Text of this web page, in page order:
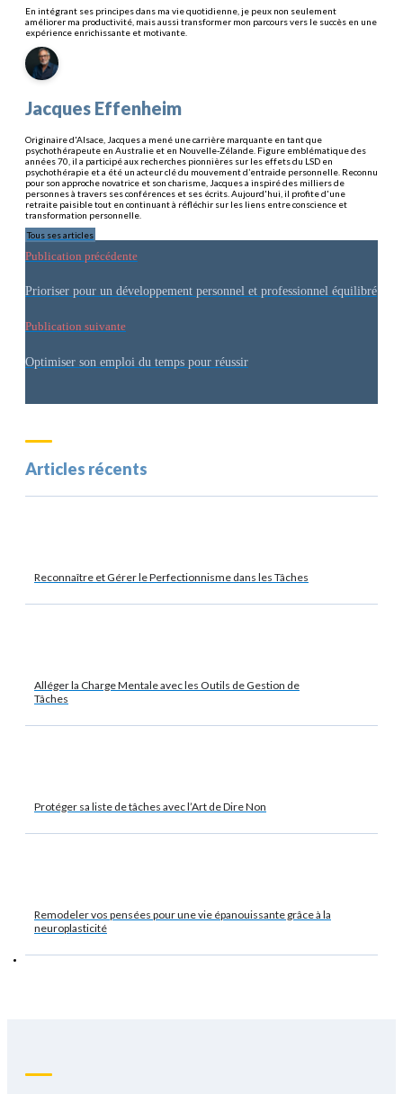
Articles récents
Reconnaître et Gérer le Perfectionnisme dans les Tâches
Alléger la Charge Mentale avec les Outils de Gestion de
Tâches
Protéger sa liste de tâches avec l’Art de Dire Non
Remodeler vos pensées pour une vie épanouissante grâce à la
neuroplasticité
En intégrant ses principes dans ma vie quotidienne, je peux non seulement
améliorer ma productivité, mais aussi transformer mon parcours vers le succès en une
expérience enrichissante et motivante.
Jacques Effenheim
Originaire d'Alsace, Jacques a mené une carrière marquante en tant que
psychothérapeute en Australie et en Nouvelle-Zélande. Figure emblématique des
années 70, il a participé aux recherches pionnières sur les effets du LSD en
psychothérapie et a été un acteur clé du mouvement d’entraide personnelle. Reconnu
pour son approche novatrice et son charisme, Jacques a inspiré des milliers de
personnes à travers ses conférences et ses écrits. Aujourd'hui, il profite d'une
retraite paisible tout en continuant à réfléchir sur les liens entre conscience et
transformation personnelle.
Tous ses articles
Publication précédente
Prioriser pour un développement personnel et professionnel équilibré
Publication suivante
Optimiser son emploi du temps pour réussir